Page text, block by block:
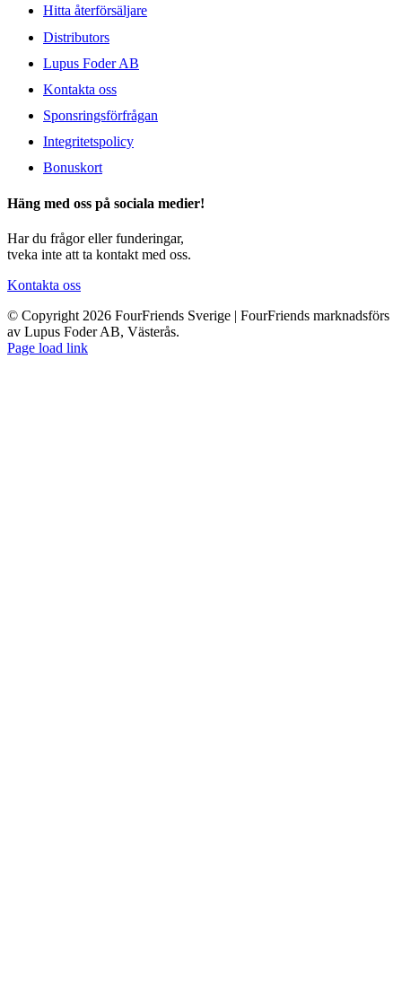
Hitta återförsäljare
Distributors
Lupus Foder AB
Kontakta oss
Sponsringsförfrågan
Integritetspolicy
Bonuskort
Häng med oss på sociala medier!
Har du frågor eller funderingar,
tveka inte att ta kontakt med oss.
Kontakta oss
© Copyright 2026 FourFriends Sverige | FourFriends marknadsförs
av Lupus Foder AB, Västerås.
Page load link